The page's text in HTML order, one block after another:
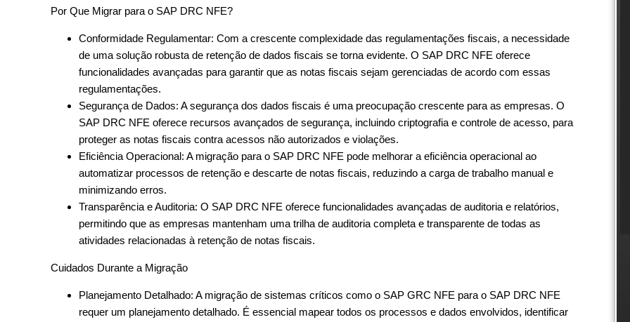
Por Que Migrar para o SAP DRC NFE?
Conformidade Regulamentar: Com a crescente complexidade das regulamentações fiscais, a necessidade
de uma solução robusta de retenção de dados fiscais se torna evidente. O SAP DRC NFE oferece
funcionalidades avançadas para garantir que as notas fiscais sejam gerenciadas de acordo com essas
regulamentações.
Segurança de Dados: A segurança dos dados fiscais é uma preocupação crescente para as empresas. O
SAP DRC NFE oferece recursos avançados de segurança, incluindo criptografia e controle de acesso, para
proteger as notas fiscais contra acessos não autorizados e violações.
Eficiência Operacional: A migração para o SAP DRC NFE pode melhorar a eficiência operacional ao
automatizar processos de retenção e descarte de notas fiscais, reduzindo a carga de trabalho manual e
minimizando erros.
Transparência e Auditoria: O SAP DRC NFE oferece funcionalidades avançadas de auditoria e relatórios,
permitindo que as empresas mantenham uma trilha de auditoria completa e transparente de todas as
atividades relacionadas à retenção de notas fiscais.
Cuidados Durante a Migração
Planejamento Detalhado: A migração de sistemas críticos como o SAP GRC NFE para o SAP DRC NFE
requer um planejamento detalhado. É essencial mapear todos os processos e dados envolvidos, identificar